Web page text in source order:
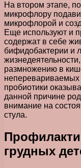
На втором этапе,
микрофлору
микрофлорой и
Еще используют и
содержат в себе
бифидобактерии и
размножению в
неперевариваемых
пробиотики
данной причине
внимание на
стула.
грудных